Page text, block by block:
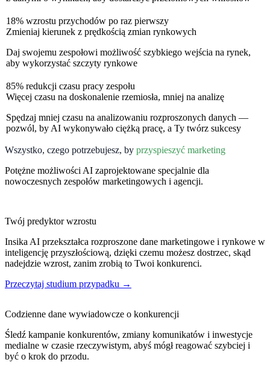
18% wzrostu przychodów po raz pierwszy
Zmieniaj kierunek z prędkością zmian rynkowych
Daj swojemu zespołowi możliwość szybkiego wejścia na rynek,
aby wykorzystać szczyty rynkowe
85% redukcji czasu pracy zespołu
Więcej czasu na doskonalenie rzemiosła, mniej na analizę
Spędzaj mniej czasu na analizowaniu rozproszonych danych —
pozwól, by AI wykonywało ciężką pracę, a Ty twórz sukcesy
Wszystko, czego potrzebujesz, by przyspieszyć marketing
Potężne możliwości AI zaprojektowane specjalnie dla
nowoczesnych zespołów marketingowych i agencji.
Twój predyktor wzrostu
Insika AI przekształca rozproszone dane marketingowe i rynkowe w
inteligencję przyszłościową, dzięki czemu możesz dostrzec, skąd
nadejdzie wzrost, zanim zrobią to Twoi konkurenci.
Przeczytaj studium przypadku →
Codzienne dane wywiadowcze o konkurencji
Śledź kampanie konkurentów, zmiany komunikatów i inwestycje
medialne w czasie rzeczywistym, abyś mógł reagować szybciej i
być o krok do przodu.